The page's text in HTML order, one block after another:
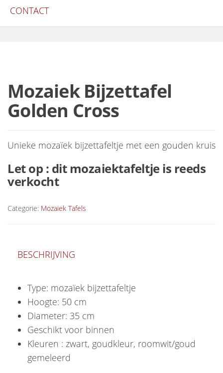
CONTACT
Mozaiek Bijzettafel
Golden Cross
Unieke mozaïek bijzettafeltje met een gouden kruis
Let op : dit mozaiektafeltje is reeds
verkocht
Categorie: Mozaiek Tafels
BESCHRIJVING
Type: mozaïek bijzettafeltje
Hoogte: 50 cm
Diameter: 35 cm
Geschikt voor binnen
Kleuren : zwart, goudkleur, roomwit/goud
gemeleerd